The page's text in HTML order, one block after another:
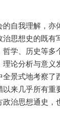
自我理解，亦
治思想史的既有
学、历史等多
论分析与意义
景式地考察了
来几乎所有重
政治思想通史，